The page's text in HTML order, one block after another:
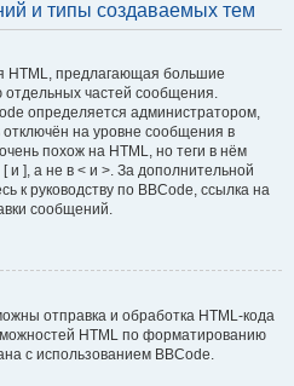
и типы создаваемых тем
HTML, предлагающая большие
частей сообщения.
определяется администратором,
на уровне сообщения в
похож на HTML, но теги в нём
и ], а не в < и >. За дополнительной
к руководству по BBCode, ссылка на
сообщений.
отправка и обработка HTML-кода
HTML по форматированию
с использованием BBCode.